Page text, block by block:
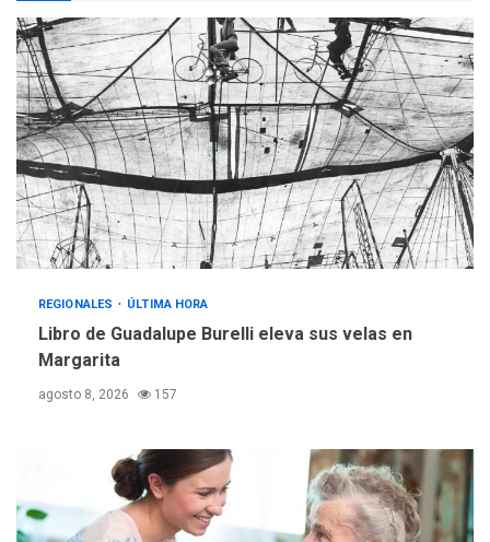
2
para aprender a atender
adultos mayores
3
REGIONALES ÚLTIMA HORA
Mariño fortalece capacidad
operativa con flota
vehicular de 60 unidades
adquiridas en un año de
gestión
4
REGIONALES ÚLTIMA HORA
«Juan Bautista Arismendi» a
la altura de Macho Muerto
trabajan en diplomado para
creación y manejo de
estadísticas de turismo
REGIONALES ÚLTIMA HORA
Libro de Guadalupe Burelli eleva sus velas en
Margarita
agosto 8, 2026 157